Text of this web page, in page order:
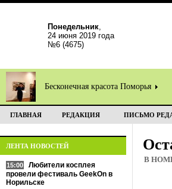
Понедельник,
24 июня 2019 года
№6 (4675)
Бесконечная красота Поморья
ГЛАВНАЯ РЕДАКЦИЯ ПИСЬМО
ЛЕНТА НОВОСТЕЙ
15:00
Любители косплея
провели фестиваль GeekOn в
Норильске
В